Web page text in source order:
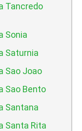
Tancredo
Sonia
Saturnia
Sao Joao
Sao Bento
Santana
Santa Rita